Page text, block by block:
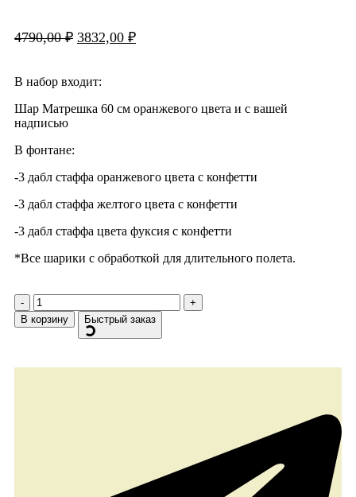
4790,00₽ 3832,00 ₽
В набор входит:
Шар Матрешка 60 см оранжевого цвета и с вашей
надписью
В фонтане:
-3 дабл стаффа оранжевого цвета с конфетти
-3 дабл стаффа желтого цвета с конфетти
-3 дабл стаффа цвета фуксия с конфетти
*Все шарики с обработкой для длительного полета.
В корзину Быстрый заказ